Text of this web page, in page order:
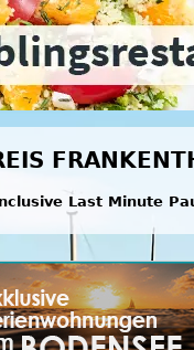
Last Minute